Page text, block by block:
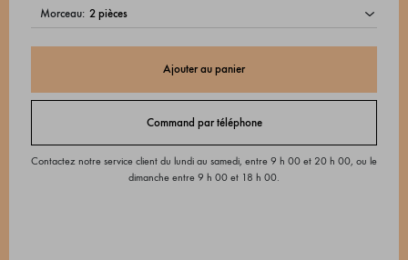
morceau:
Ajouter au panier
Command par téléphone
Contactez notre service client du lundi au samedi, entre 9 h 00 et 20 h 00, ou le
dimanche entre 9 h 00 et 18 h 00.